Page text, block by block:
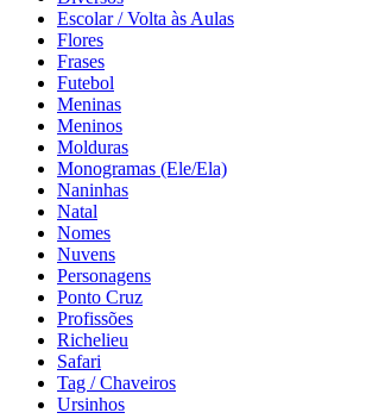
Escolar / Volta às Aulas
Flores
Frases
Futebol
Meninas
Meninos
Molduras
Monogramas (Ele/Ela)
Naninhas
Natal
Nomes
Nuvens
Personagens
Ponto Cruz
Profissões
Richelieu
Safari
Tag / Chaveiros
Ursinhos